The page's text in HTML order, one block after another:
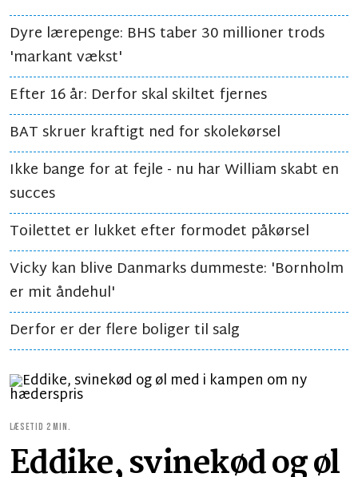
Dyre lærepenge: BHS taber 30 millioner trods
'markant vækst'
Efter 16 år: Derfor skal skiltet fjernes
BAT skruer kraftigt ned for skolekørsel
Ikke bange for at fejle - nu har William skabt en
succes
Toilettet er lukket efter formodet påkørsel
Vicky kan blive Danmarks dummeste: 'Bornholm
er mit åndehul'
Derfor er der flere boliger til salg
LÆSETID 2 MIN.
Eddike, svinekød og øl